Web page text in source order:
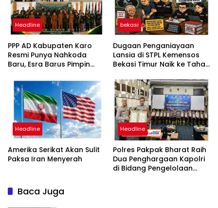
Headline
PPP AD Kabupaten Karo
Resmi Punya Nahkoda
Baru, Esra Barus Pimpin
bekasi
Dugaan Penganiayaan
Lansia di STPL Kemensos
Bekasi Timur Naik ke Tahap
Minta Proses Transparan
dan Bebas Intervensi
Headline
Amerika Serikat Akan Sulit
Paksa Iran Menyerah
Headline
Polres Pakpak Bharat Raih
Dua Penghargaan Kapolri
di Bidang Pengelolaan
Baca Juga